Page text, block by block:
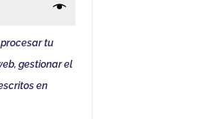
tu
gestionar el
en